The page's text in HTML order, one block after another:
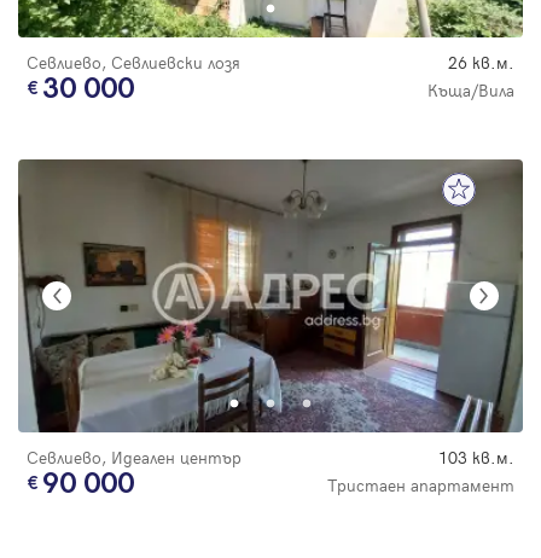
Севлиево, Севлиевски лозя 26 кв.м.
30 000 Къща/Вила
Севлиево, Идеален център 103 кв.м.
90 000 Тристаен апартамент